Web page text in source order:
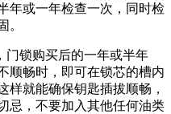
年或一年检查一次，同时检
。
锁购买后的一年或半年
顺畅时，即可在锁芯的槽内
样就能确保钥匙插拔顺畅，
忌，不要加入其他任何油类